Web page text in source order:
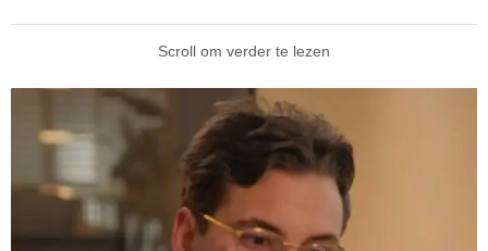
Scroll om verder te lezen